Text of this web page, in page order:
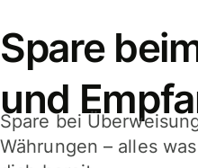
Spare
und
Spare bei
Währungen – alles